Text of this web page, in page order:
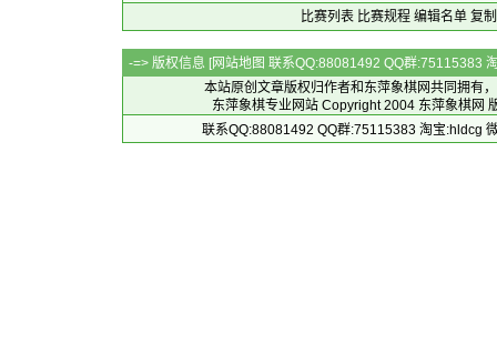
比赛列表 比赛规程 编辑名单 复
-=> 版权信息 [网站地图 联系QQ:88081492 QQ群:75115383
本站原创文章版权归作者和 东萍象棋网共同拥有
东萍象棋专业网站 Copyright 2004 东萍象棋网
联系QQ:88081492 QQ群:75115383 淘宝:hldcg